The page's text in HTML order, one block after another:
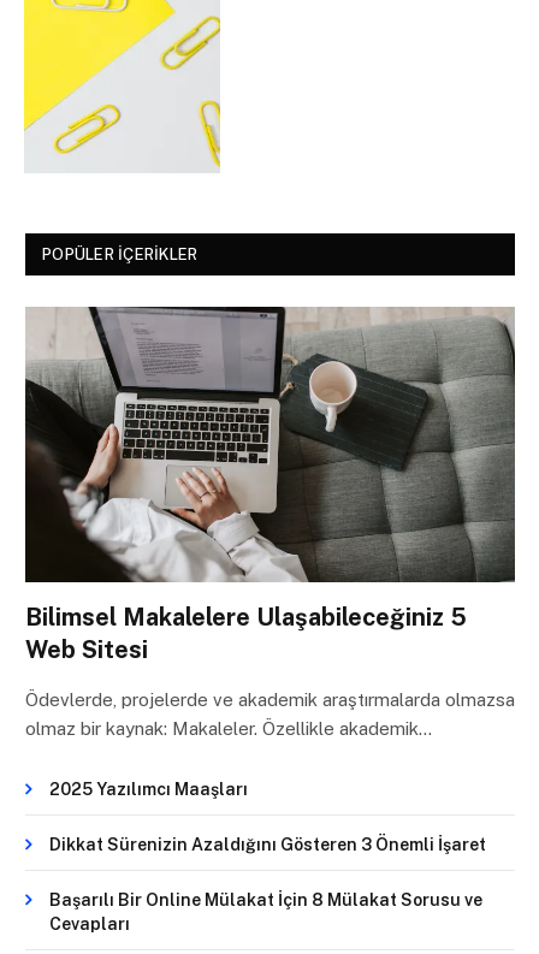
POPÜLER İÇERIKLER
Bilimsel Makalelere Ulaşabileceğiniz 5
Web Sitesi
Ödevlerde, projelerde ve akademik araştırmalarda olmazsa
olmaz bir kaynak: Makaleler. Özellikle akademik…
2025 Yazılımcı Maaşları
Dikkat Sürenizin Azaldığını Gösteren 3 Önemli İşaret
Başarılı Bir Online Mülakat İçin 8 Mülakat Sorusu ve
Cevapları